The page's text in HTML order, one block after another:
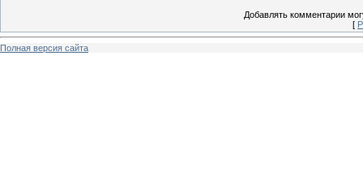
Добавлять комментарии
[
Полная версия сайта